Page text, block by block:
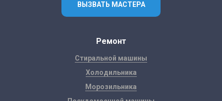
ВЫЗВАТЬ МАСТЕРА
Ремонт
Стиральной машины
Холодильника
Морозильника